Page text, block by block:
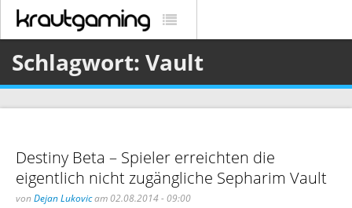
Schlagwort: Vault
Destiny Beta – Spieler erreichten die
eigentlich nicht zugängliche Sepharim Vault
von Dejan Lukovicam 02.08.2014 - 09:00